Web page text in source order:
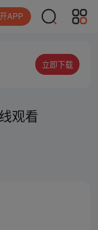
APP
立即下载
观看